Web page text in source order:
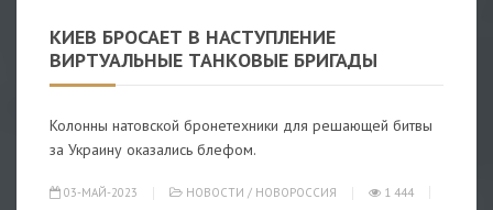
КИЕВ БРОСАЕТ В НАСТУПЛЕНИЕ
ВИРТУАЛЬНЫЕ ТАНКОВЫЕ БРИГАДЫ
Колонны натовской бронетехники для решающей битвы
за Украину оказались блефом.
03-МАЙ-2023 НОВОСТИ / НОВОРОССИЯ
1 444